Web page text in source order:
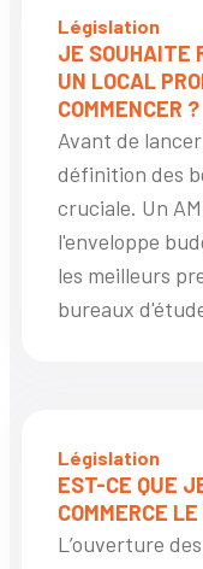
Législation
JE SOUHAITE
UN LOCAL
COMMENCER ?
Avant de
définition des
cruciale. Un
l'enveloppe
les meilleurs
bureaux
Législation
EST-CE QUE
COMMERCE
L’ouverture